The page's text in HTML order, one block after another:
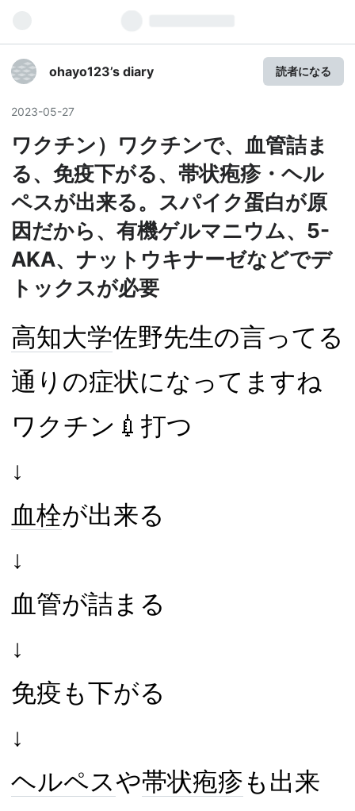
ohayo123’s diary 読者になる
2023-05-27
ワクチン）ワクチンで、血管詰ま
る、免疫下がる、帯状疱疹・ヘル
ペスが出来る。スパイク蛋白が原
因だから、有機ゲルマニウム、5-
AKA、ナットウキナーゼなどでデ
トックスが必要
高知大学佐野先生の言ってる
通りの症状になってますね
ワクチン💉打つ
↓
血栓が出来る
↓
血管が詰まる
↓
免疫も下がる
↓
ヘルペスや帯状疱疹も出来